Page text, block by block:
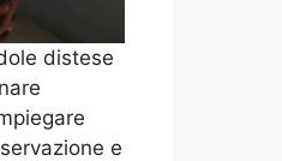
distese
e